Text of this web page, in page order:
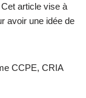
article vise à
avoir une idée de
CCPE, CRIA